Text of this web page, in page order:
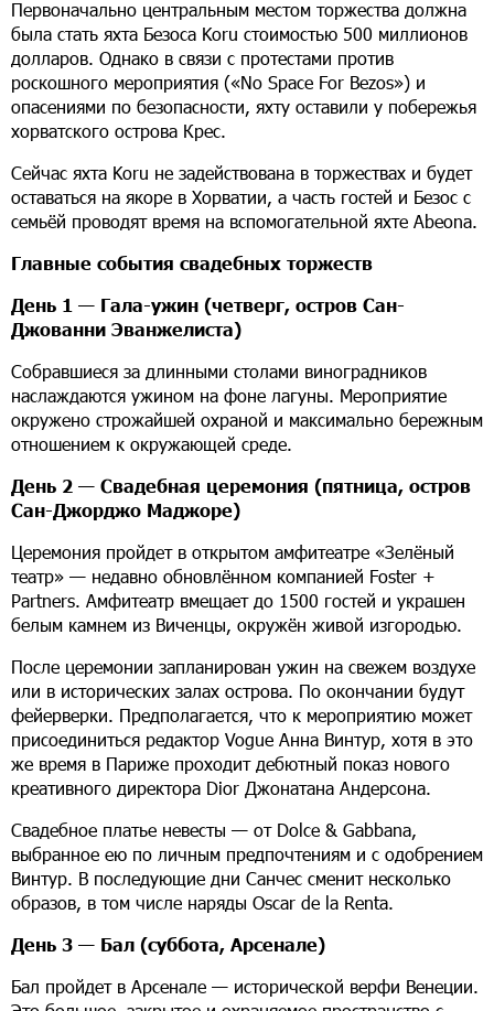
Первоначально центральным местом торжества должна
была стать яхта Безоса Koru стоимостью 500 миллионов
долларов. Однако в связи с протестами против
роскошного мероприятия («No Space For Bezos») и
опасениями по безопасности, яхту оставили у побережья
хорватского острова Крес.
Сейчас яхта Koru не задействована в торжествах и будет
оставаться на якоре в Хорватии, а часть гостей и Безос с
семьёй проводят время на вспомогательной яхте Abeona.
Главные события свадебных торжеств
День 1 — Гала-ужин (четверг, остров Сан-
Джованни Эванжелиста)
Собравшиеся за длинными столами виноградников
наслаждаются ужином на фоне лагуны. Мероприятие
окружено строжайшей охраной и максимально бережным
отношением к окружающей среде.
День 2 — Свадебная церемония (пятница, остров
Сан-Джорджо Маджоре)
Церемония пройдет в открытом амфитеатре «Зелёный
театр» — недавно обновлённом компанией Foster +
Partners. Амфитеатр вмещает до 1500 гостей и украшен
белым камнем из Виченцы, окружён живой изгородью.
После церемонии запланирован ужин на свежем воздухе
или в исторических залах острова. По окончании будут
фейерверки. Предполагается, что к мероприятию может
присоединиться редактор Vogue Анна Винтур, хотя в это
же время в Париже проходит дебютный показ нового
креативного директора Dior Джонатана Андерсона.
Свадебное платье невесты — от Dolce & Gabbana,
выбранное ею по личным предпочтениям и с одобрением
Винтур. В последующие дни Санчес сменит несколько
образов, в том числе наряды Oscar de la Renta.
День 3 — Бал (суббота, Арсенале)
Бал пройдет в Арсенале — исторической верфи Венеции.